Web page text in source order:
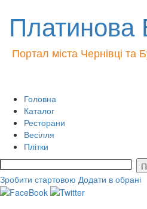
Платинова
Портал міста Чернівці та
Головна
Каталог
Ресторани
Весілля
Плітки
Зробити стартовою Додати в обрані